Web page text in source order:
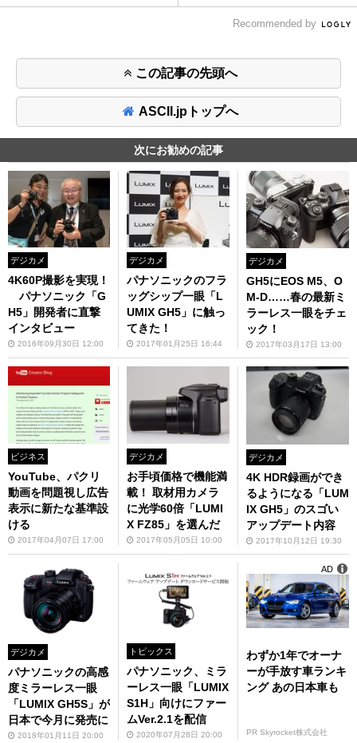
Recommended by
この記事の先頭へ
ASCII.jpトップへ
次にお勧めの記事
デジカメ
4K60P撮影を実現！
パナソニック「G
H5」開発者に直撃
インタビュー
2016年09月30日 12:00
デジカメ
パナソニックのフラ
ッグシップ一眼「L
UMIX GH5」に触っ
てきた！
2017年01月25日 16:44
デジカメ
GH5にEOS M5、O
M-D……春の最新ミ
ラーレス一眼をチェ
ック！
2017年03月17日 13:00
ビジネス
YouTube、パクリ
動画を問題視し広告
表示に新たな基準設
ける
2017年04月07日 17:00
デジカメ
お手頃価格で機能満
載！ 取材用カメラ
に光学60倍「LUMI
X FZ85」を選んだ
2017年05月05日 10:00
デジカメ
4K HDR録画ができ
るようになる「LUM
IX GH5」のスゴい
アップデート内容
2017年10月12日 19:30
デジカメ
パナソニックの高感
度ミラーレス一眼
「LUMIX GH5S」が
日本で今月に発売に
2018年01月11日 20:00
トピックス
パナソニック、ミラ
ーレス一眼「LUMIX
S1H」向けにファー
ムVer.2.1を配信
2020年07月28日 20:00
わずか1年でオーナ
ーが手放す車ランキ
ング あの日本車も
PR Skyrocket株式会社
AD